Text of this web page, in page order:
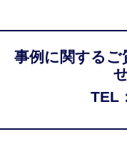
事例に関するご
TEL